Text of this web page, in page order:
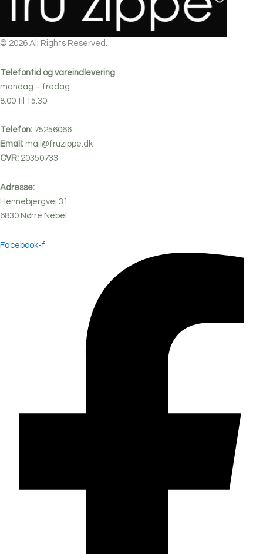
på
varesiden
© 2026 All Rights Reserved.
Telefontid og vareindlevering
mandag – fredag
8.00 til 15.30
Telefon: 75256066
Email: mail@fruzippe.dk
CVR: 20350733
Adresse:
Hennebjergvej 31
6830 Nørre Nebel
Facebook-f